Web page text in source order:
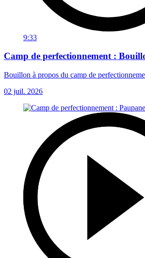
9:33
Camp de perfectionnement :
Bouillon à propos du camp de
02 juil. 2026